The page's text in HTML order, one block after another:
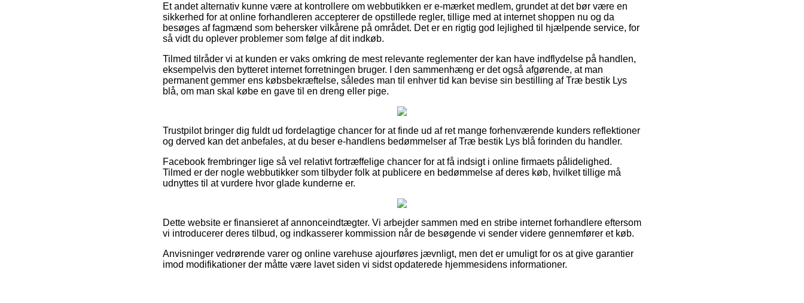
Et andet alternativ kunne være at kontrollere om webbutikken er e-mærket medlem, grundet at det bør være en
sikkerhed for at online forhandleren accepterer de opstillede regler, tillige med at internet shoppen nu og da
besøges af fagmænd som behersker vilkårene på området. Det er en rigtig god lejlighed til hjælpende service, for
så vidt du oplever problemer som følge af dit indkøb.
Tilmed tilråder vi at kunden er vaks omkring de mest relevante reglementer der kan have indflydelse på handlen,
eksempelvis den bytteret internet forretningen bruger. I den sammenhæng er det også afgørende, at man
permanent gemmer ens købsbekræftelse, således man til enhver tid kan bevise sin bestilling af Træ bestik Lys
blå, om man skal købe en gave til en dreng eller pige.
Trustpilot bringer dig fuldt ud fordelagtige chancer for at finde ud af ret mange forhenværende kunders reflektioner
og derved kan det anbefales, at du beser e-handlens bedømmelser af Træ bestik Lys blå forinden du handler.
Facebook frembringer lige så vel relativt fortræffelige chancer for at få indsigt i online firmaets pålidelighed.
Tilmed er der nogle webbutikker som tilbyder folk at publicere en bedømmelse af deres køb, hvilket tillige må
udnyttes til at vurdere hvor glade kunderne er.
Dette website er finansieret af annonceindtægter. Vi arbejder sammen med en stribe internet forhandlere eftersom
vi introducerer deres tilbud, og indkasserer kommission når de besøgende vi sender videre gennemfører et køb.
Anvisninger vedrørende varer og online varehuse ajourføres jævnligt, men det er umuligt for os at give garantier
imod modifikationer der måtte være lavet siden vi sidst opdaterede hjemmesidens informationer.